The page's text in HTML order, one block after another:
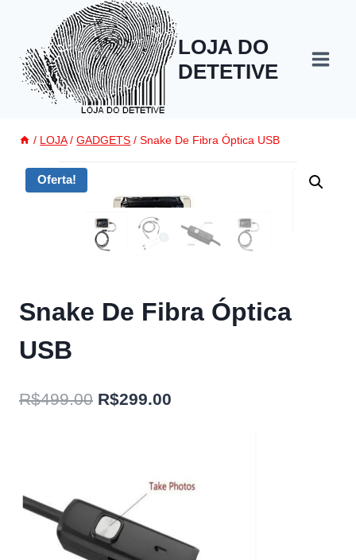
Conteúdo
LOJA DO
DETETIVE
/ LOJA / GADGETS / Snake De Fibra Óptica USB
Oferta!
Snake De Fibra Óptica
USB
R$499.00 O
R$499.00.
R$299.00
é: